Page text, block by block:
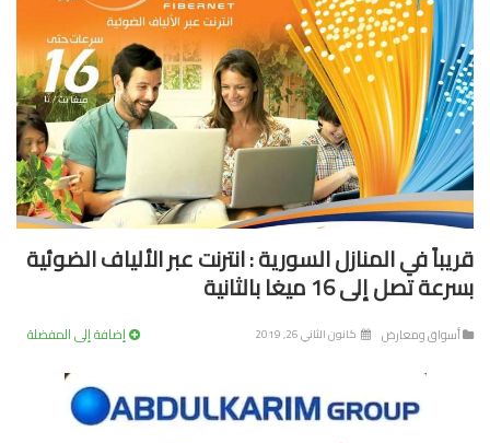
في المنازل السورية : انترنت عبر الألياف الضوئية
تصل إلى 16 ميغا بالثانية
ومعارض كانون الثاني 26, 2019 إضافة إلى المفضلة